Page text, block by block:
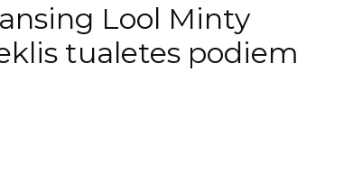
Lool Minty
tualetes podiem